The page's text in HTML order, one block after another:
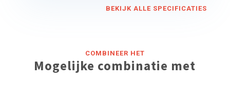
BEKIJK ALLE SPECIFICATIES
COMBINEER HET
Mogelijke combinatie met